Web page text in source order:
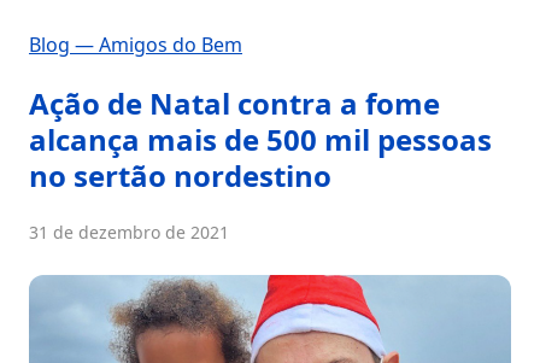
Blog — Amigos do Bem
Ação de Natal contra a fome
alcança mais de 500 mil pessoas
no sertão nordestino
31 de dezembro de 2021